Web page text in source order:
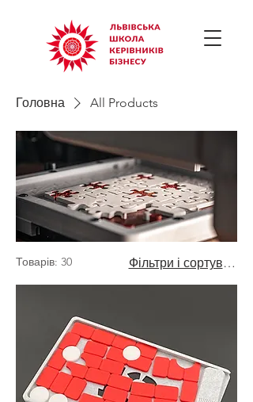
Головна All Products
Товарів: 30 Фільтри і сортування